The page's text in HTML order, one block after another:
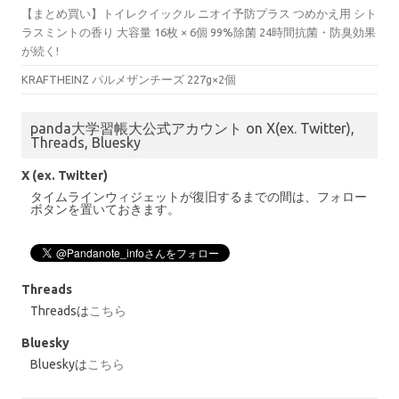
【まとめ買い】トイレクイックル ニオイ予防プラス つめかえ用 シト
ラスミントの香り 大容量 16枚 × 6個 99%除菌 24時間抗菌・防臭効果
が続く!
KRAFTHEINZ パルメザンチーズ 227g×2個
panda大学習帳大公式アカウント on X(ex. Twitter),
Threads, Bluesky
X (ex. Twitter)
タイムラインウィジェットが復旧するまでの間は、フォロー
ボタンを置いておきます。
Threads
Threadsはこちら
Bluesky
Blueskyはこちら